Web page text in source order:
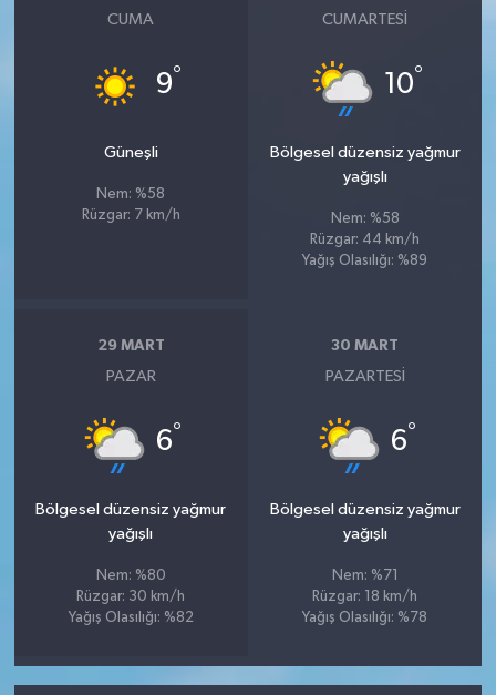
CUMA
9°
Güneşli
Nem: %58
Rüzgar: 7 km/h
CUMARTESI
10°
Bölgesel düzensiz yağmur
yağışlı
Nem: %58
Rüzgar: 44 km/h
Yağış Olasılığı: %89
29 MART
PAZAR
6°
Bölgesel düzensiz yağmur
yağışlı
Nem: %80
Rüzgar: 30 km/h
Yağış Olasılığı: %82
30 MART
PAZARTESI
6°
Bölgesel düzensiz yağmur
yağışlı
Nem: %71
Rüzgar: 18 km/h
Yağış Olasılığı: %78